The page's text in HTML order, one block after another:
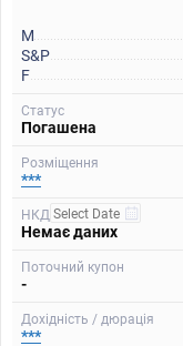
M
S&P
F
Статус
Погашена
Розміщення
***
НКД
Немає даних
Поточний купон
-
Дохідність / дюрація
***